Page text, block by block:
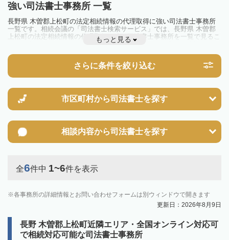
強い司法書士事務所 一覧
長野県 木曽郡上松町の法定相続情報の代理取得に強い司法書士事務所
一覧です。相続会議の「司法書士検索サービス」では、長野県 木曽郡
上松町の法定相続情報の代理取得に強い司法書士事務所を一覧で見るこ
とが出来ます。相続のトラブルやお悩みを抱えている方は一度近隣の司
もっと見る
さらに条件を絞り込む
市区町村から司法書士を探す
相談内容から司法書士を探す
全6件中 1~6件を表示
各事務所の詳細情報とお問い合わせフォームは別ウィンドウで開きます
更新日：2026年8月9日
長野 木曽郡上松町近隣エリア・全国オンライン対応可
で相続対応可能な司法書士事務所